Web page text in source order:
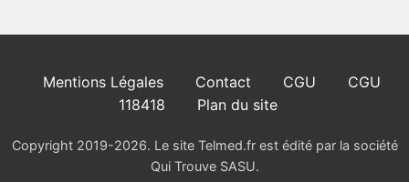
Mentions Légales Contact CGU
CGU
118418
Plan du site
Copyright 2019-2026. Le site Telmed.fr est édité par la société
Qui Trouve SASU.